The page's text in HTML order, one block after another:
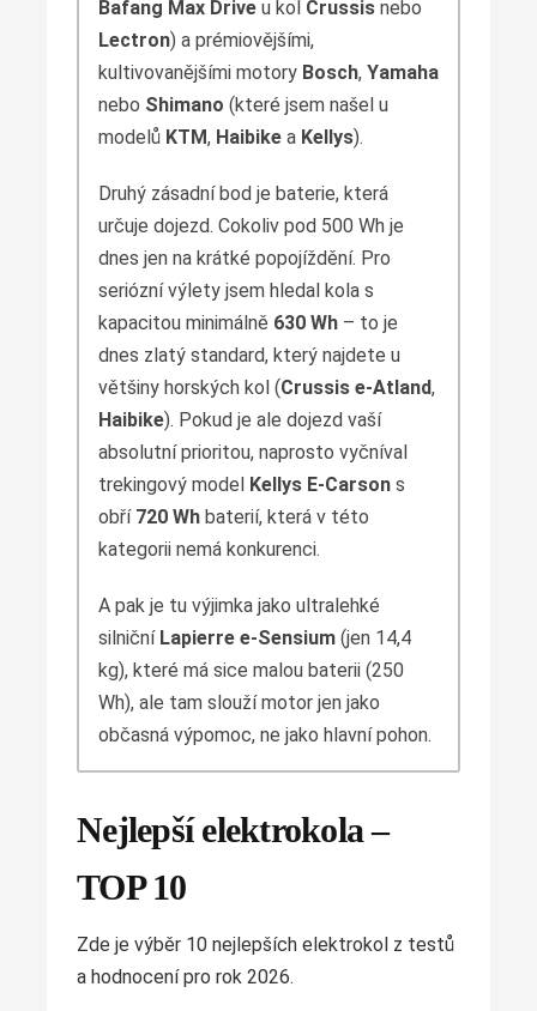
Bafang Max Drive u kol Crussis nebo
Lectron) a prémiovějšími,
kultivovanějšími motory Bosch, Yamaha
nebo Shimano (které jsem našel u
modelů KTM, Haibike a Kellys).
Druhý zásadní bod je baterie, která
určuje dojezd. Cokoliv pod 500 Wh je
dnes jen na krátké popojíždění. Pro
seriózní výlety jsem hledal kola s
kapacitou minimálně 630 Wh – to je
dnes zlatý standard, který najdete u
většiny horských kol (Crussis e-Atland,
Haibike). Pokud je ale dojezd vaší
absolutní prioritou, naprosto vyčníval
trekingový model Kellys E-Carson s
obří 720 Wh baterií, která v této
kategorii nemá konkurenci.
A pak je tu výjimka jako ultralehké
silniční Lapierre e-Sensium (jen 14,4
kg), které má sice malou baterii (250
Wh), ale tam slouží motor jen jako
občasná výpomoc, ne jako hlavní pohon.
Nejlepší elektrokola –
TOP 10
Zde je výběr 10 nejlepších elektrokol z testů
a hodnocení pro rok 2026.